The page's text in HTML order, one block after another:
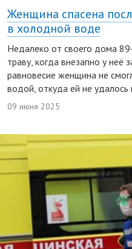
Женщина спасена
в холодной воде
Недалеко от своего дома
траву, когда внезапно у неё
равновесие женщина не
водой, откуда ей не удалось
09 июня 2025